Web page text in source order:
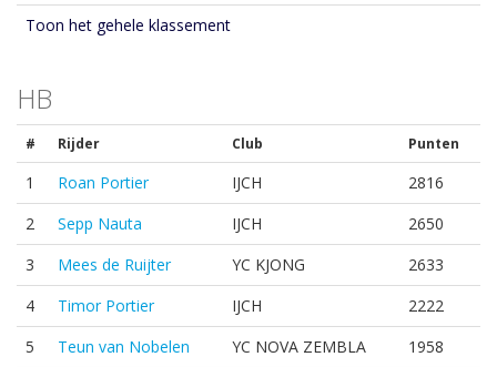
Toon het gehele klassement
HB
# Rijder Club Punten
1 Roan Portier IJCH
2816
2
Sepp Nauta IJCH
2650
3
Mees de Ruijter YC KJONG
2633
4
Timor Portier IJCH
2222
5
Teun van Nobelen YC NOVA ZEMBLA
1958